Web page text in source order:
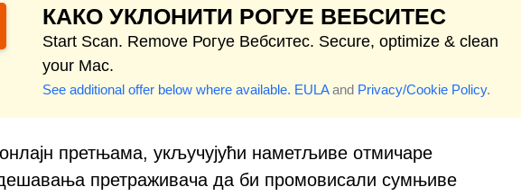
КАКО УКЛОНИТИ РОГУЕ ВЕБСИТЕС
Start Scan. Remove Рогуе Вебситес. Secure, optimize & clean
your Mac.
See additional offer below where available. EULAand Privacy/Cookie Policy.
претњама, укључујући наметљиве отмичаре
претраживача да би промовисали сумњиве